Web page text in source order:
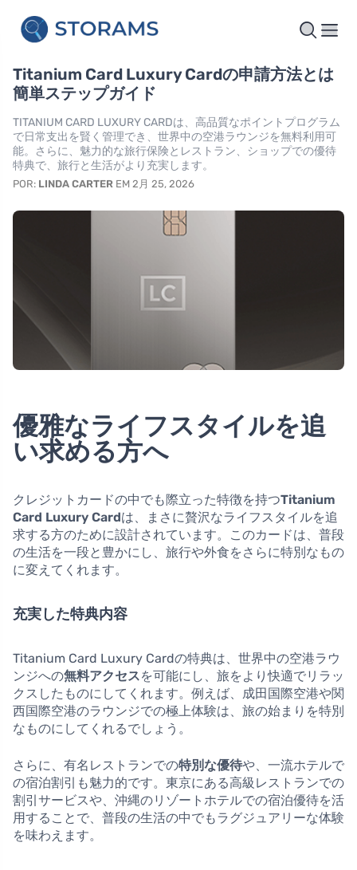
Titanium Card Luxury Cardの申請方法とは
簡単ステップガイド
TITANIUM CARD LUXURY CARDは、高品質なポイントプログラム
で日常支出を賢く管理でき、世界中の空港ラウンジを無料利用可
能。さらに、魅力的な旅行保険とレストラン、ショップでの優待
特典で、旅行と生活がより充実します。
POR: LINDA CARTER EM 2月 25, 2026
優雅なライフスタイルを追
い求める方へ
クレジットカードの中でも際立った特徴を持つTitanium
Card Luxury Cardは、まさに贅沢なライフスタイルを追
求する方のために設計されています。このカードは、普段
の生活を一段と豊かにし、旅行や外食をさらに特別なもの
に変えてくれます。
充実した特典内容
Titanium Card Luxury Cardの特典は、世界中の空港ラウ
ンジへの無料アクセスを可能にし、旅をより快適でリラッ
クスしたものにしてくれます。例えば、成田国際空港や関
西国際空港のラウンジでの極上体験は、旅の始まりを特別
なものにしてくれるでしょう。
さらに、有名レストランでの特別な優待や、一流ホテルで
の宿泊割引も魅力的です。東京にある高級レストランでの
割引サービスや、沖縄のリゾートホテルでの宿泊優待を活
用することで、普段の生活の中でもラグジュアリーな体験
を味わえます。